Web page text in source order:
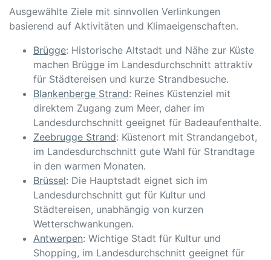
Ausgewählte Ziele mit sinnvollen Verlinkungen
basierend auf Aktivitäten und Klimaeigenschaften.
Brügge: Historische Altstadt und Nähe zur Küste
machen Brügge im Landesdurchschnitt attraktiv
für Städtereisen und kurze Strandbesuche.
Blankenberge Strand: Reines Küstenziel mit
direktem Zugang zum Meer, daher im
Landesdurchschnitt geeignet für Badeaufenthalte.
Zeebrugge Strand: Küstenort mit Strandangebot,
im Landesdurchschnitt gute Wahl für Strandtage
in den warmen Monaten.
Brüssel: Die Hauptstadt eignet sich im
Landesdurchschnitt gut für Kultur und
Städtereisen, unabhängig von kurzen
Wetterschwankungen.
Antwerpen: Wichtige Stadt für Kultur und
Shopping, im Landesdurchschnitt geeignet für